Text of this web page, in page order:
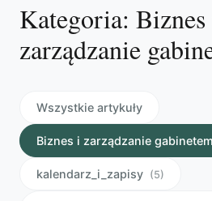
Kategoria:
zarządzanie
Wszystkie artykuły
Biznes i zarządzanie gabinetem
kalendarz_i_zapisy (5)